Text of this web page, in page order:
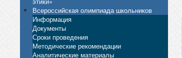
Всероссийская олимпиада школьников
Информация
Документы
Сроки проведения
Методические рекомендации
Аналитические материалы